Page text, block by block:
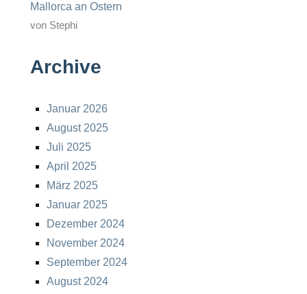
Mallorca an Ostern
von Stephi
Archive
Januar 2026
August 2025
Juli 2025
April 2025
März 2025
Januar 2025
Dezember 2024
November 2024
September 2024
August 2024